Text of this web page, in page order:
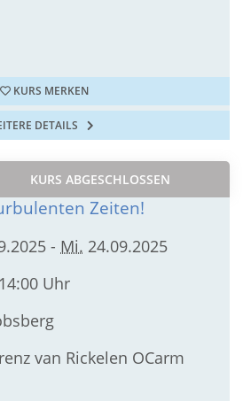
KURS MERKEN
DETAILS
KURS ABGESCHLOSSEN
Zeiten!
- Mi. 24.09.2025
Uhr
van Rickelen OCarm